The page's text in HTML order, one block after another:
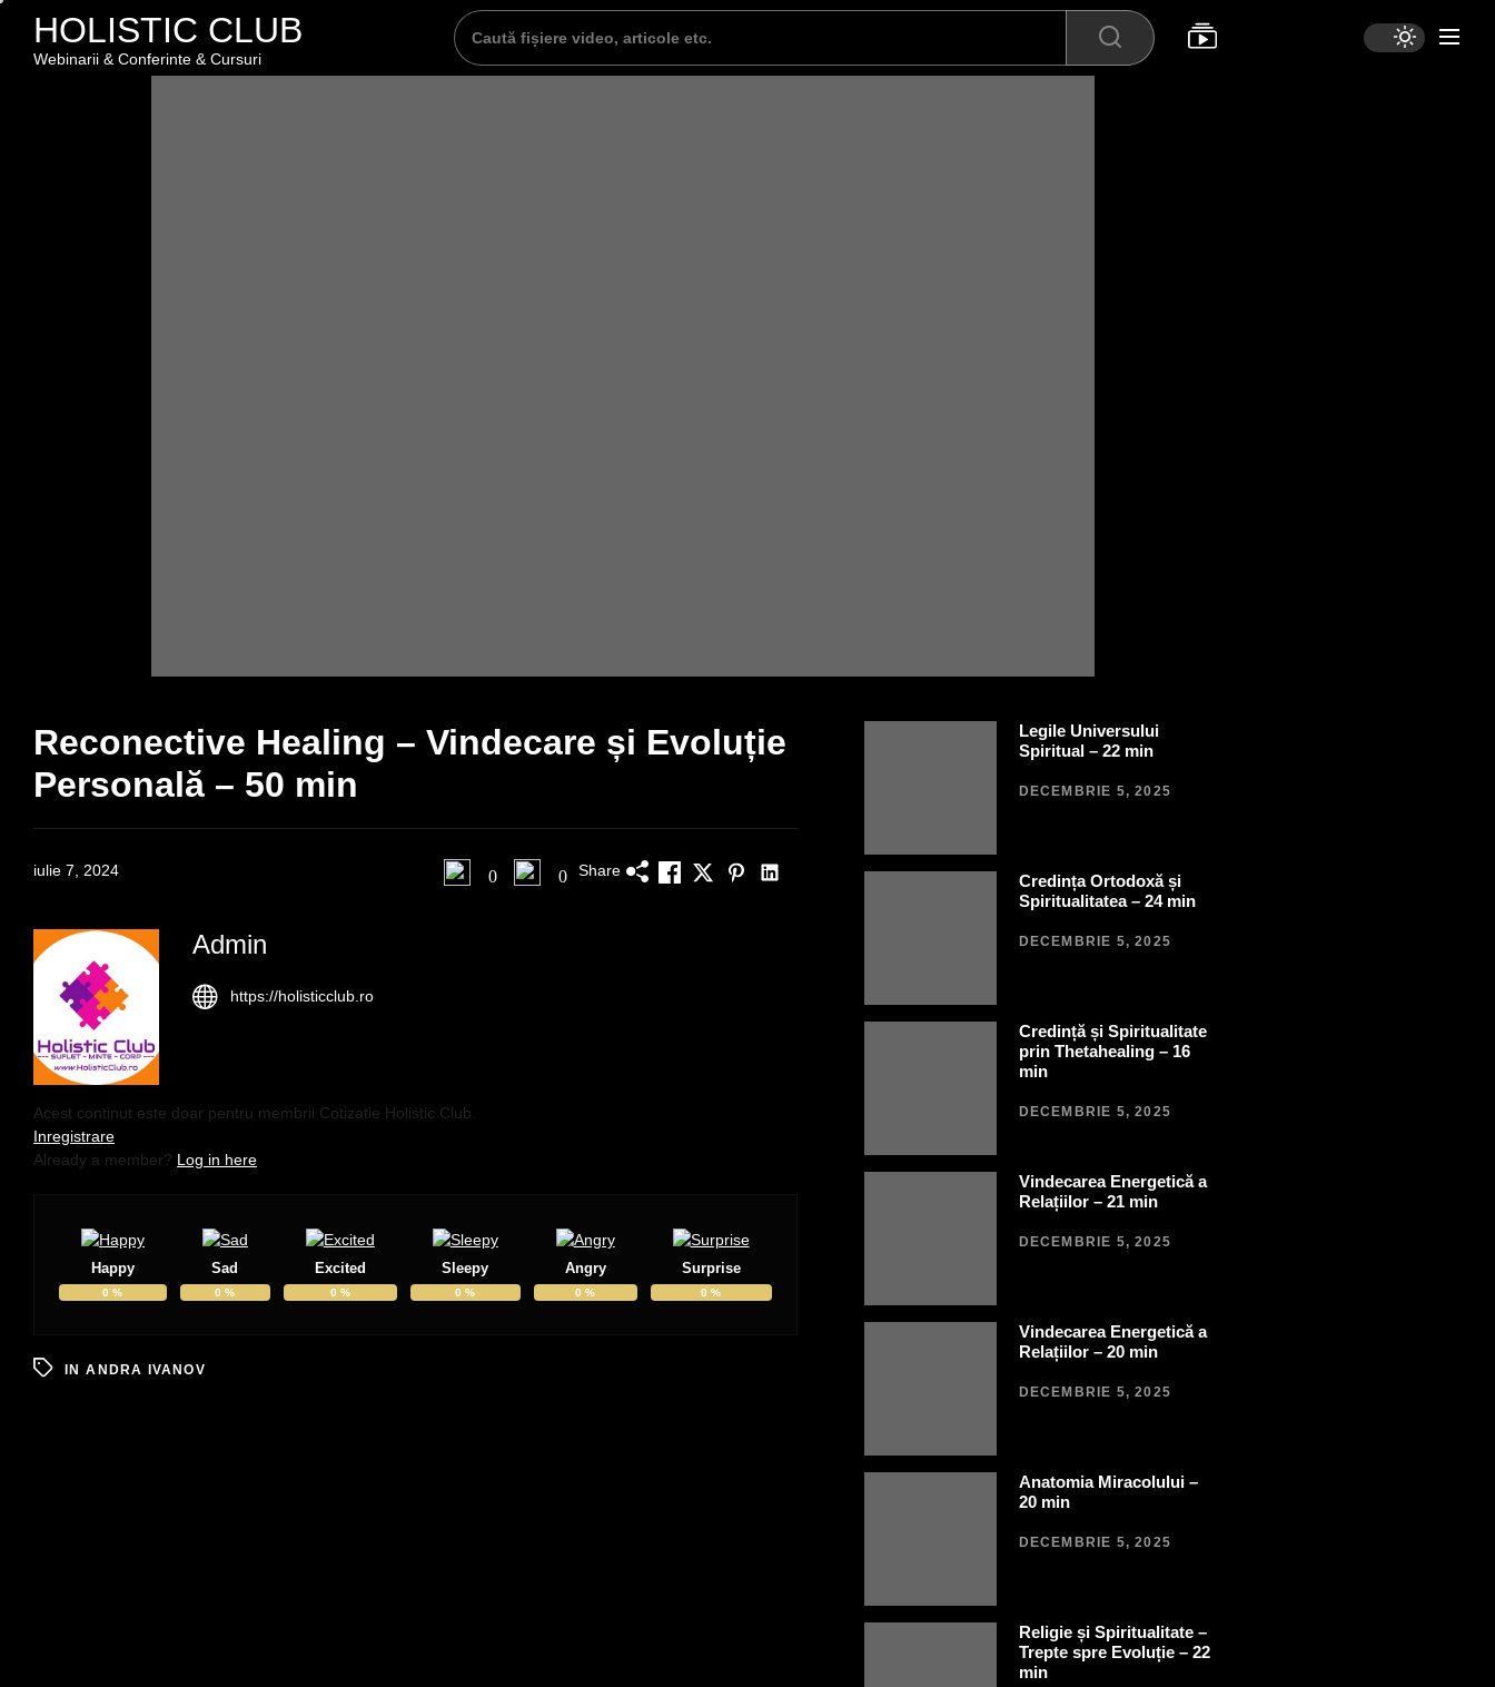
HOLISTIC CLUB
Webinarii & Conferinte & Cursuri
Search
Reconective Healing – Vindecare și Evoluție
Personală – 50 min
iulie 7, 2024 0 0 Share
Admin
https://holisticclub.ro
Acest continut este doar pentru membrii Cotizatie Holistic Club.
Inregistrare
Already a member? Log in here
Happy
0 %
Sad
0 %
Excited
0 %
Sleepy
0 %
Angry
0 %
Surprise
0 %
IN ANDRA IVANOV
Legile Universului
Spiritual – 22 min
DECEMBRIE 5, 2025
Credința Ortodoxă și
Spiritualitatea – 24 min
DECEMBRIE 5, 2025
Credință și Spiritualitate
prin Thetahealing – 16
min
DECEMBRIE 5, 2025
Vindecarea Energetică a
Relațiilor – 21 min
DECEMBRIE 5, 2025
Vindecarea Energetică a
Relațiilor – 20 min
DECEMBRIE 5, 2025
Anatomia Miracolului –
20 min
DECEMBRIE 5, 2025
Religie și Spiritualitate –
Trepte spre Evoluție – 22
min